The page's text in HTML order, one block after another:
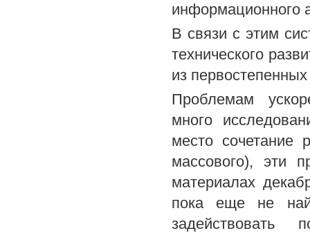
информационного
В связи с этим
технического
из
Проблемам
много
место сочетание
массового), эти
материалах
пока еще не